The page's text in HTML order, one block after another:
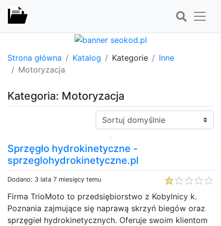
Strona główna Katalog Kategorie
Inne
Motoryzacja
Kategoria: Motoryzacja
Sortuj:
Sprzęgło hydrokinetyczne -
sprzeglohydrokinetyczne.pl
Dodano: 3 lata 7 miesięcy temu
Firma TrioMoto to przedsiębiorstwo z Kobylnicy k.
Poznania zajmujące się naprawą skrzyń biegów oraz
sprzęgieł hydrokinetycznych. Oferuje swoim klientom